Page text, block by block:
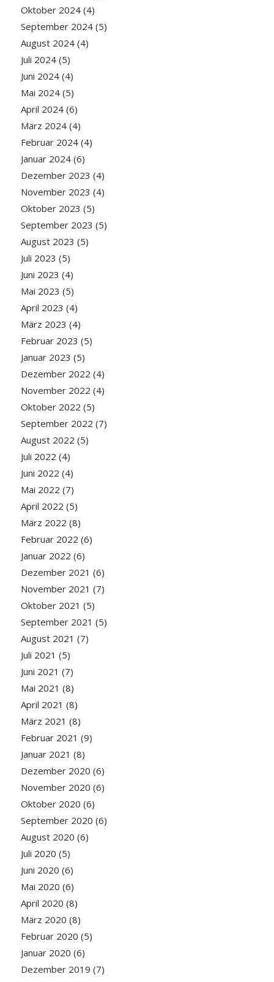
Oktober 2024(4)
September 2024(5)
August 2024(4)
Juli 2024(5)
Juni 2024(4)
Mai 2024(5)
April 2024(6)
März 2024(4)
Februar 2024(4)
Januar 2024(6)
Dezember 2023 (4)
November 2023 (4)
Oktober 2023 (5)
September 2023 (5)
August 2023 (5)
Juli 2023 (5)
Juni 2023 (4)
Mai 2023 (5)
April 2023 (4)
März 2023 (4)
Februar 2023 (5)
Januar 2023 (5)
Dezember 2022 (4)
November 2022 (4)
Oktober 2022 (5)
September 2022 (7)
August 2022 (5)
Juli 2022 (4)
Juni 2022 (4)
Mai 2022 (7)
April 2022 (5)
März 2022 (8)
Februar 2022 (6)
Januar 2022 (6)
Dezember 2021 (6)
November 2021 (7)
Oktober 2021 (5)
September 2021 (5)
August 2021 (7)
Juli 2021 (5)
Juni 2021 (7)
Mai 2021 (8)
April 2021 (8)
März 2021 (8)
Februar 2021 (9)
Januar 2021 (8)
Dezember 2020 (6)
November 2020 (6)
Oktober 2020 (6)
September 2020 (6)
August 2020 (6)
Juli 2020 (5)
Juni 2020 (6)
Mai 2020 (6)
April 2020 (8)
März 2020 (8)
Februar 2020 (5)
Januar 2020 (6)
Dezember 2019 (7)